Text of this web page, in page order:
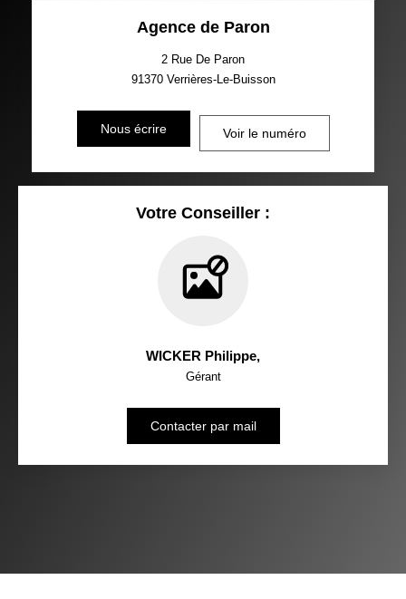
Agence de Paron
2 Rue De Paron
91370 Verrières-Le-Buisson
Nous écrire Voir le numéro
Votre Conseiller :
WICKER Philippe,
Gérant
Contacter par mail